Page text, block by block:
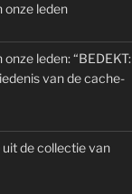
onze leden
leden: “BEDEKT:
van de cache-
de collectie van